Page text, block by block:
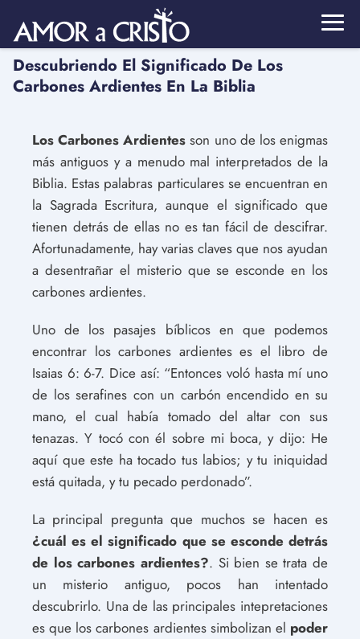
Descubriendo El Significado De Los
Carbones Ardientes En La Biblia
Los Carbones Ardientes son uno de los enigmas
más antiguos y a menudo mal interpretados de la
Biblia. Estas palabras particulares se encuentran en
la Sagrada Escritura, aunque el significado que
tienen detrás de ellas no es tan fácil de descifrar.
Afortunadamente, hay varias claves que nos ayudan
a desentrañar el misterio que se esconde en los
carbones ardientes.
Uno de los pasajes bíblicos en que podemos
encontrar los carbones ardientes es el libro de
Isaias 6: 6-7. Dice así: “Entonces voló hasta mí uno
de los serafines con un carbón encendido en su
mano, el cual había tomado del altar con sus
tenazas. Y tocó con él sobre mi boca, y dijo: He
aquí que este ha tocado tus labios; y tu iniquidad
está quitada, y tu pecado perdonado”.
La principal pregunta que muchos se hacen es
¿cuál es el significado que se esconde detrás
de los carbones ardientes?. Si bien se trata de
un misterio antiguo, pocos han intentado
descubrirlo. Una de las principales intepretaciones
es que los carbones ardientes simbolizan el poder